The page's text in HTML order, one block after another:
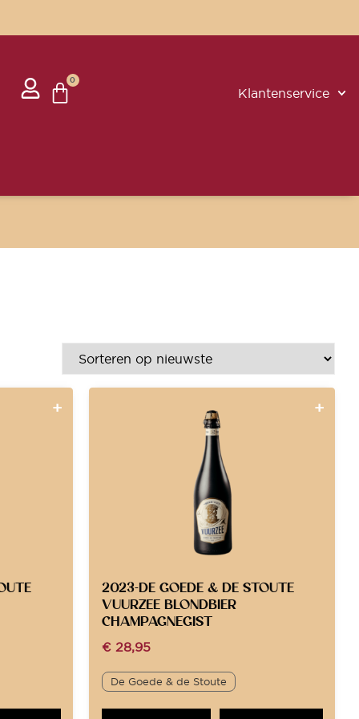
0
Klantenservice
2023-DE GOEDE & DE STOUTE
VUURZEE BLONDBIER
CHAMPAGNEGIST
€ 28,95
De Goede & de Stoute